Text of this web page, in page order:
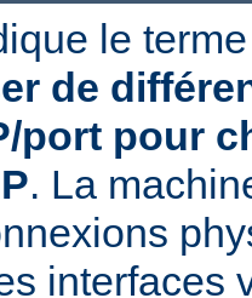
le
de
port pour
. La
interfaces